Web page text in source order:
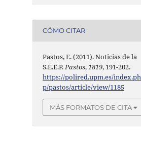
CÓMO CITAR
Pastos, E. (2011). Noticias de la
S.E.E.P. Pastos, 1819, 191-202.
https://polired.upm.es/index.ph
p/pastos/article/view/1185
MÁS FORMATOS DE CITA